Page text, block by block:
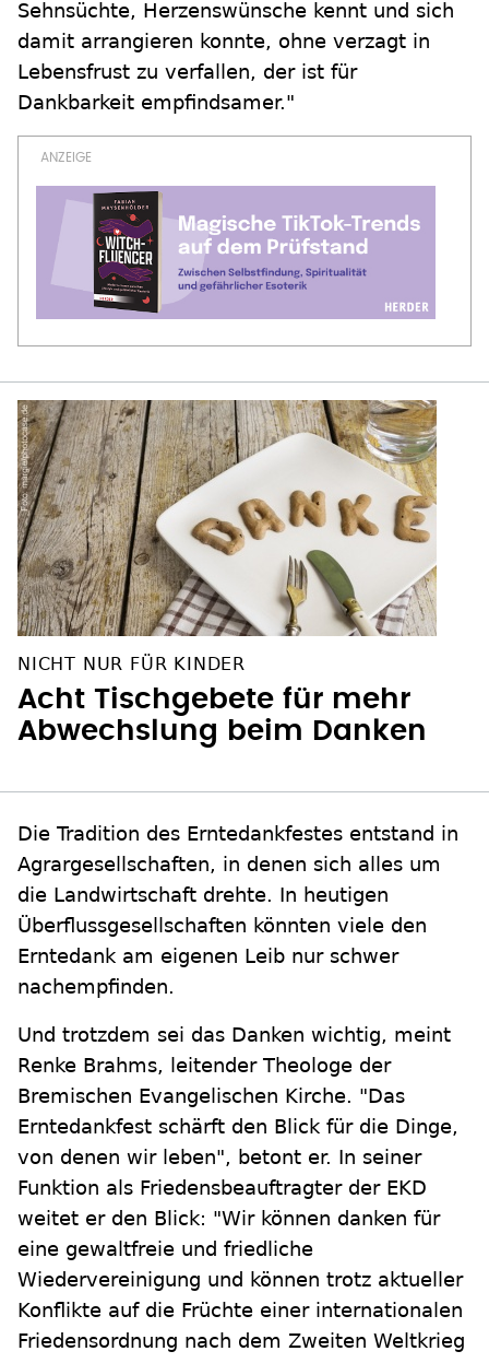
Sehnsüchte, Herzenswünsche kennt und sich
damit arrangieren konnte, ohne verzagt in
Lebensfrust zu verfallen, der ist für
Dankbarkeit empfindsamer."
NICHT NUR FÜR KINDER
Acht Tischgebete für mehr
Abwechslung beim Danken
Die Tradition des Erntedankfestes entstand in
Agrargesellschaften, in denen sich alles um
die Landwirtschaft drehte. In heutigen
Überflussgesellschaften könnten viele den
Erntedank am eigenen Leib nur schwer
nachempfinden.
Und trotzdem sei das Danken wichtig, meint
Renke Brahms, leitender Theologe der
Bremischen Evangelischen Kirche. "Das
Erntedankfest schärft den Blick für die Dinge,
von denen wir leben", betont er. In seiner
Funktion als Friedensbeauftragter der EKD
weitet er den Blick: "Wir können danken für
eine gewaltfreie und friedliche
Wiedervereinigung und können trotz aktueller
Konflikte auf die Früchte einer internationalen
Friedensordnung nach dem Zweiten Weltkrieg